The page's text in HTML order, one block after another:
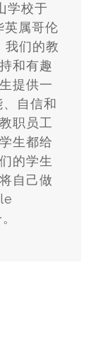
学校于
英属哥伦
我们的教
和有趣
提供一
自信和
职员工
生都给
的学生
自己做